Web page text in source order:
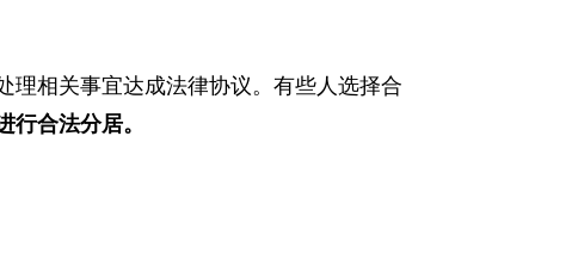
理相关事宜达成法律协议。有些人选择合
合法分居。